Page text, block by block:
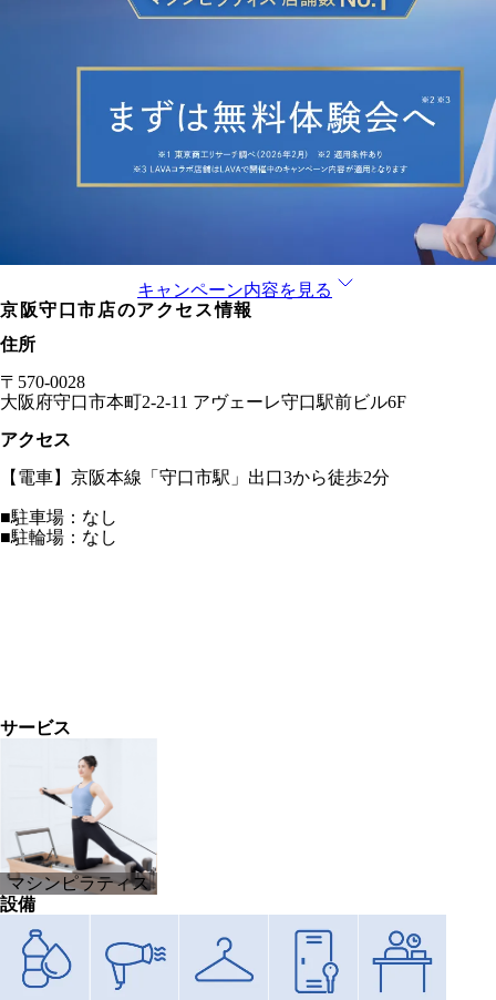
キャンペーン内容を見る
京阪守口市店のアクセス情報
住所
〒 570-0028
大阪府守口市本町2-2-11 アヴェーレ守口駅前ビル6F
アクセス
【電車】京阪本線「守口市駅」出口3から徒歩2分
■駐車場：なし
■駐輪場：なし
サービス
マシンピラティス
設備